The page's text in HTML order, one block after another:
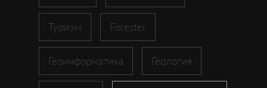
Туризм Forester
Геоинформатика Геология